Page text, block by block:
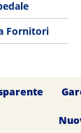
Fornitori